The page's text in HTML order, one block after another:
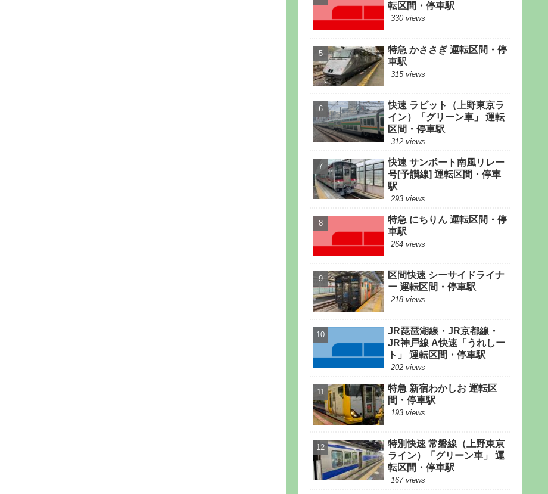
転区間・停車駅
330 views
特急 かささぎ 運転区間・停
車駅
315 views
快速 ラビット（上野東京ラ
イン）「グリーン車」 運転
区間・停車駅
312 views
快速 サンポート南風リレー
号[予讃線] 運転区間・停車
駅
293 views
特急 にちりん 運転区間・停
車駅
264 views
区間快速 シーサイドライナ
ー 運転区間・停車駅
218 views
JR琵琶湖線・JR京都線・
JR神戸線 A快速「うれしー
ト」 運転区間・停車駅
202 views
特急 新宿わかしお 運転区
間・停車駅
193 views
特別快速 常磐線（上野東京
ライン）「グリーン車」 運
転区間・停車駅
167 views